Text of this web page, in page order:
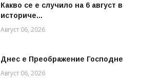
Какво се е случило на 6 август в
историче...
Август 06, 2026
Днес е Преображение Господне
Август 06, 2026